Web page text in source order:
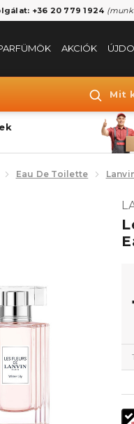
+36 20 779 1924
AKCIÓK
Mit
Eau De Toilette